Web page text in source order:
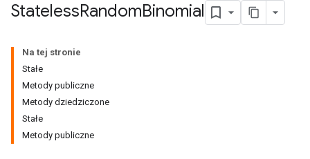
StatelessRandomBinomial
Na tej stronie
Stałe
Metody publiczne
Metody dziedziczone
Stałe
Metody publiczne